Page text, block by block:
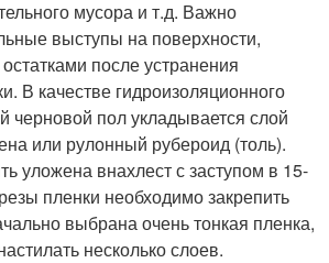
мусора и т.д. Важно
выступы на поверхности,
после устранения
В качестве гидроизоляционного
черновой пол укладывается слой
или рулонный рубероид (толь).
уложена внахлест с заступом в 15-
пленки необходимо закрепить
выбрана очень тонкая пленка,
несколько слоев.